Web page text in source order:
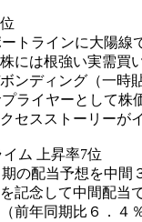
トラインに大陽
は根強い実需
ディング（一
ライヤーとして
スストーリーが
ム 上昇率7位
の配当予想を中
念して中間配
年同期比６．